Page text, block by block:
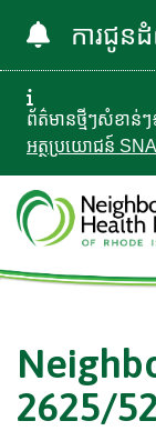
ការជូ
ព័ត៌មានថ្មីៗសំខាន់
អត្ថប្រយោជន៍
2625/